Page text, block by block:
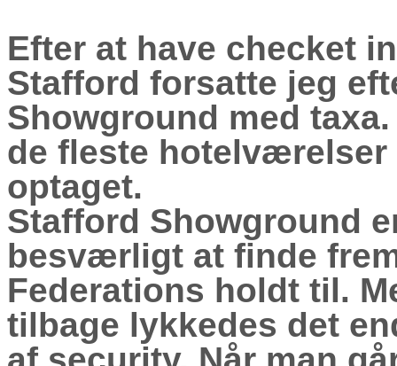
Efter at have checket
Stafford forsatte jeg
Showground med
de fleste
optaget.
Stafford Showground
besværligt at finde
Federations holdt til.
tilbage lykkedes det